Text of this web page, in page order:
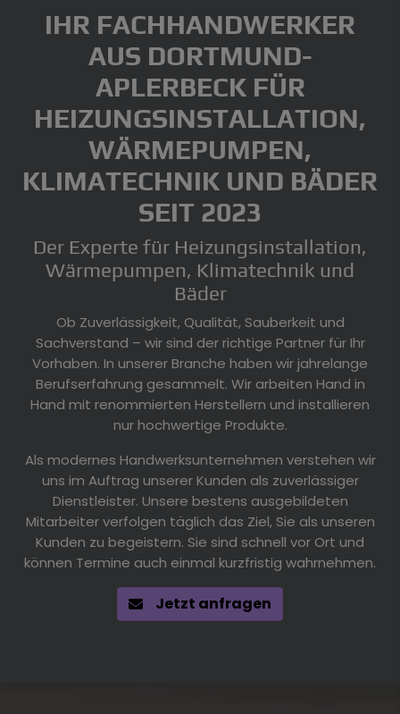
IHR FACHHANDWERKER
AUS DORTMUND-
APLERBECK FÜR
HEIZUNGSINSTALLATION,
WÄRMEPUMPEN,
KLIMATECHNIK UND BÄDER
SEIT 2023
Der Experte für Heizungsinstallation,
Wärmepumpen, Klimatechnik und
Bäder
Ob Zuverlässigkeit, Qualität, Sauberkeit und
Sachverstand – wir sind der richtige Partner für Ihr
Vorhaben. In unserer Branche haben wir jahrelange
Berufserfahrung gesammelt. Wir arbeiten Hand in
Hand mit renommierten Herstellern und installieren
nur hochwertige Produkte.
Als modernes Handwerksunternehmen verstehen wir
uns im Auftrag unserer Kunden als zuverlässiger
Dienstleister. Unsere bestens ausgebildeten
Mitarbeiter verfolgen täglich das Ziel, Sie als unseren
Kunden zu begeistern. Sie sind schnell vor Ort und
können Termine auch einmal kurzfristig wahrnehmen.
Jetzt anfragen